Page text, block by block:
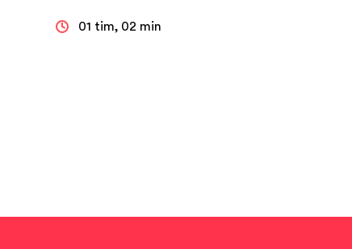
01 tim, 02 min